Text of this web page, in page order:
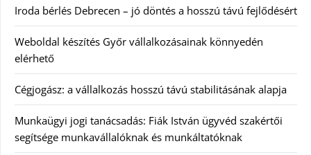
Iroda bérlés Debrecen – jó döntés a hosszú távú fejlődésért
Weboldal készítés Győr vállalkozásainak könnyedén
elérhető
Cégjogász: a vállalkozás hosszú távú stabilitásának alapja
Munkaügyi jogi tanácsadás: Fiák István ügyvéd szakértői
segítsége munkavállalóknak és munkáltatóknak